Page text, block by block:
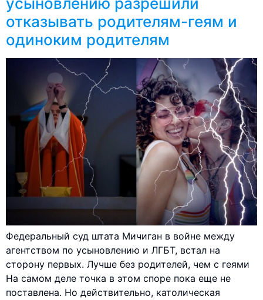
отказывать родителям-геям и
одиноким родителям
Федеральный суд штата Мичиган в войне между
агентством по усыновлению и ЛГБТ, встал на
сторону первых. Лучше без родителей, чем с геями
На самом деле точка в этом споре пока еще не
поставлена. Но действительно, католическая